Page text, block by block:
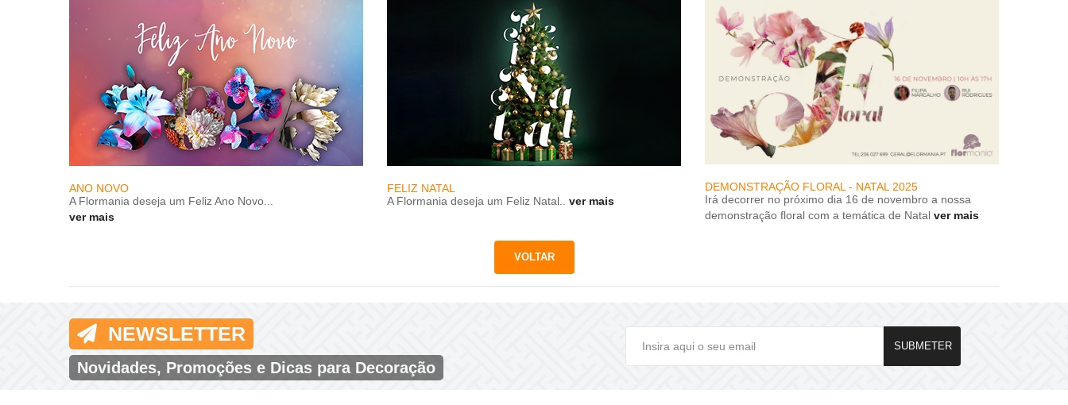
ANO NOVO
A Flormania deseja um Feliz Ano Novo...
ver mais
FELIZ NATAL
A Flormania deseja um Feliz Natal..
ver mais
DEMONSTRAÇÃO FLORAL - NATAL 2025
Irá decorrer no próximo dia 16 de novembro a nossa
demonstração floral com a temática de Natal ver mais
NEWSLETTER
Novidades, Promoções e Dicas para Decoração
SUBMETER